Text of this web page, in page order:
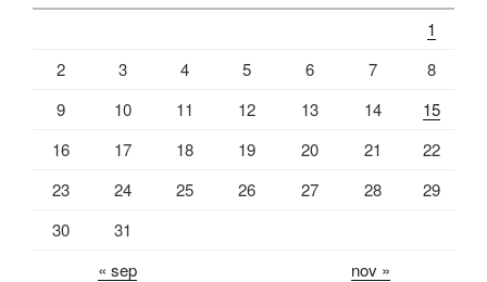
1
2
3 4 5 6 7
8
9
10 11 12 13 14
15
16
17 18 19 20 21
22
23
24 25 26 27 28
29
30
31
« sep
nov »